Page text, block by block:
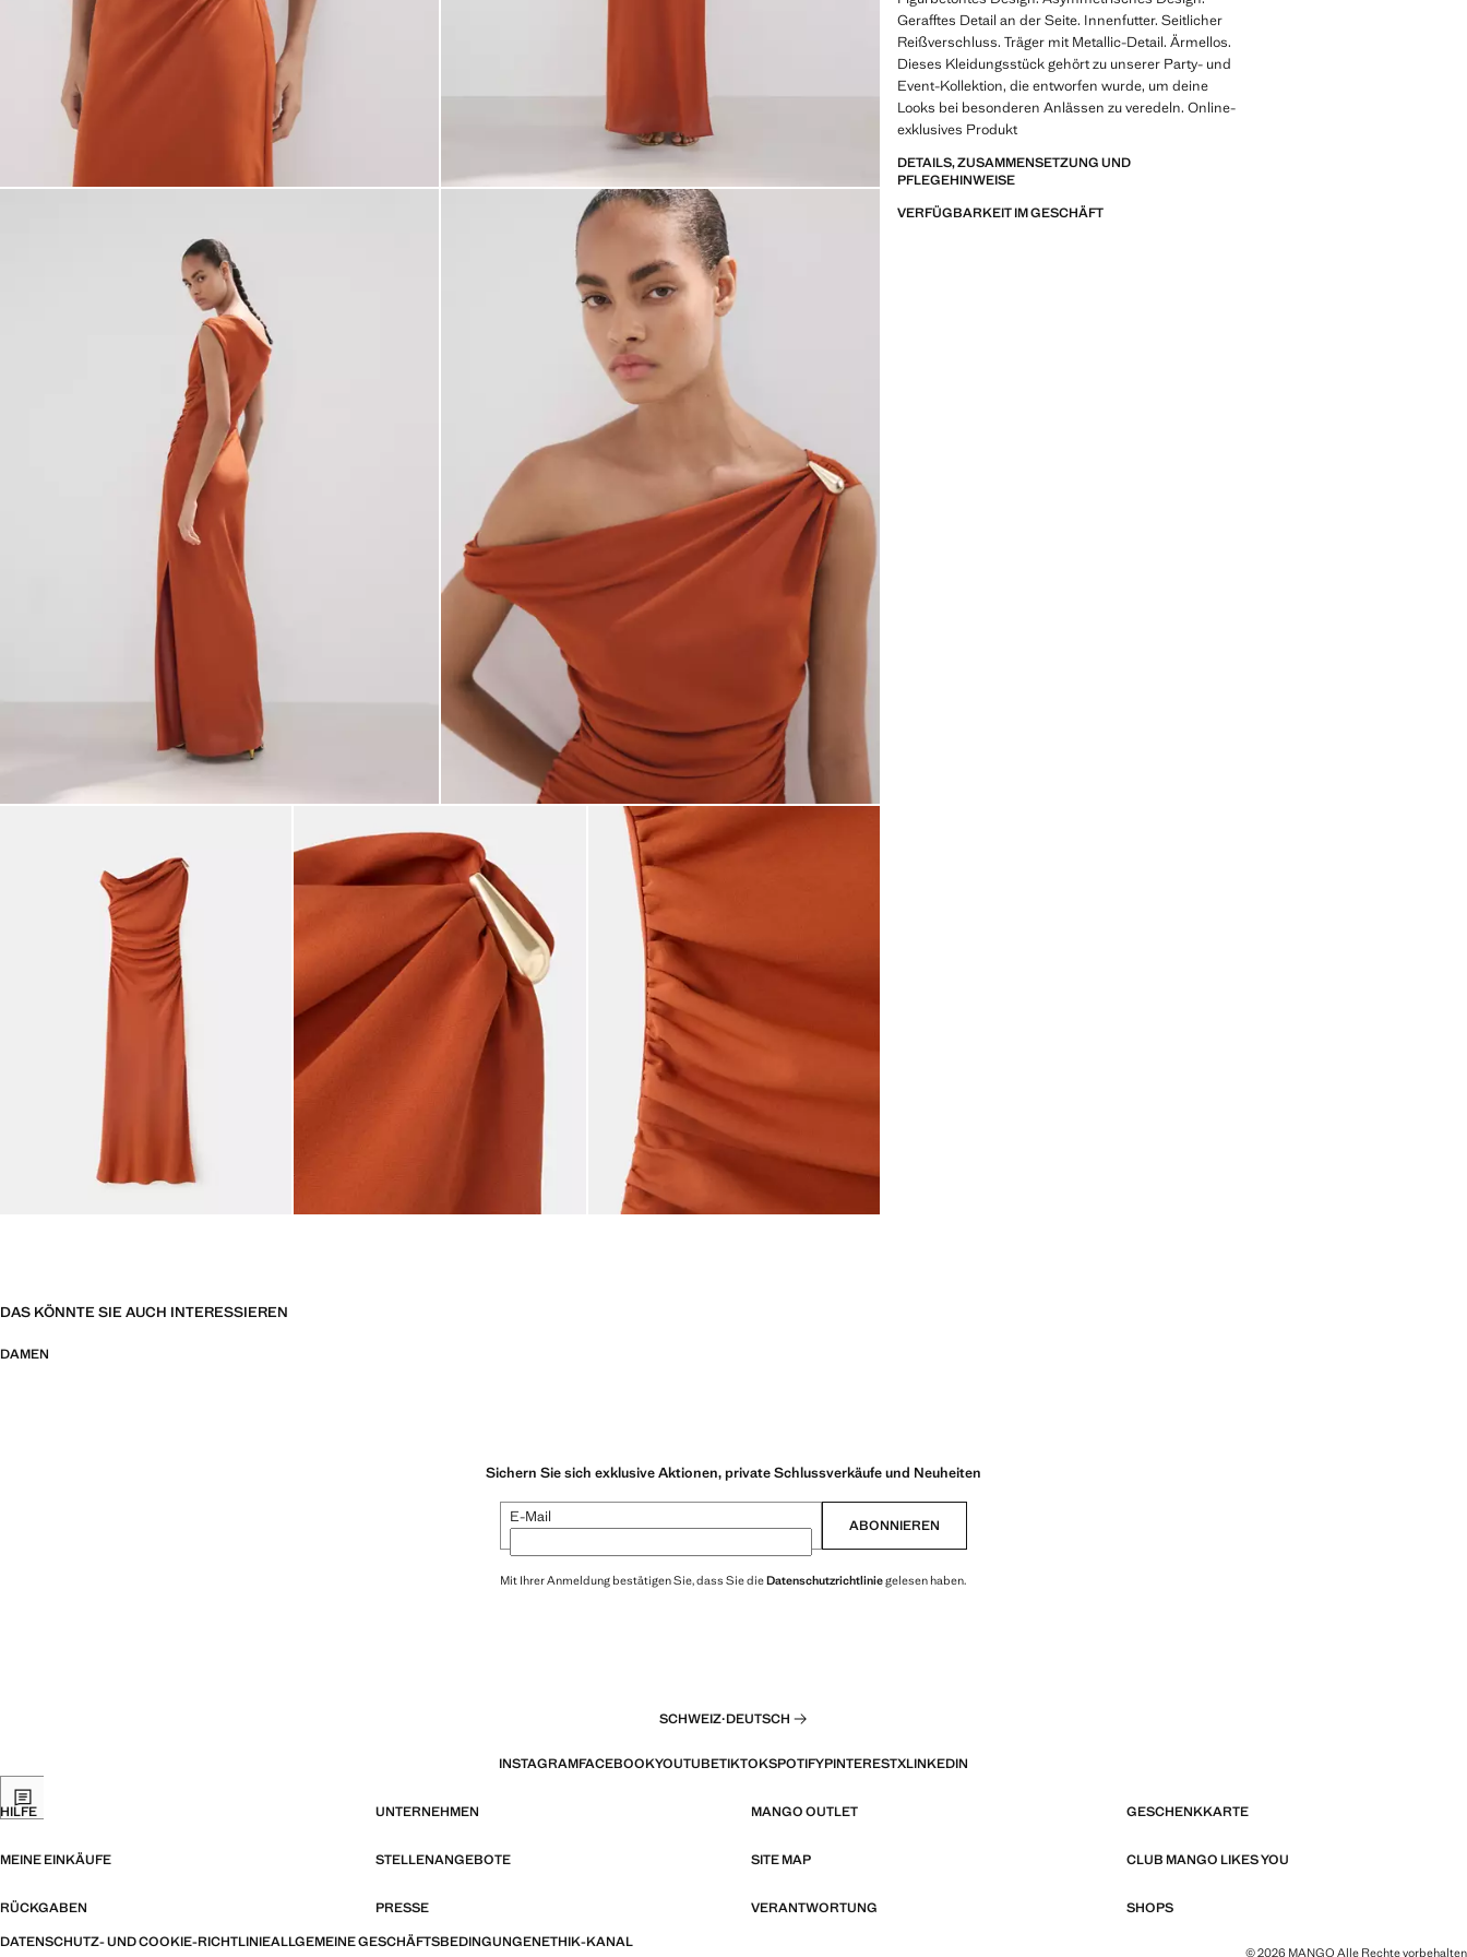
Gerafftes Detail an der Seite. Innenfutter. Seitlicher
Reißverschluss. Träger mit Metallic-Detail. Ärmellos.
Dieses Kleidungsstück gehört zu unserer Party- und
Event-Kollektion, die entworfen wurde, um deine
Looks bei besonderen Anlässen zu veredeln. Online-
exklusives Produkt
DETAILS, ZUSAMMENSETZUNG UND
PFLEGEHINWEISE
VERFÜGBARKEIT IM GESCHÄFT
DAS KÖNNTE SIE AUCH INTERESSIEREN
DAMEN
Sichern Sie sich exklusive Aktionen, private Schlussverkäufe und Neuheiten
E-Mail ABONNIEREN
Mit Ihrer Anmeldung bestätigen Sie, dass Sie dieDatenschutzrichtliniegelesen haben.
SCHWEIZ·DEUTSCH
INSTAGRAMFACEBOOKYOUTUBETIKTOKSPOTIFYPINTERESTXLINKEDIN
HILFE UNTERNEHMEN MANGO OUTLET GESCHENKKARTE
MEINE EINKÄUFE STELLENANGEBOTE SITE MAP CLUB MANGO LIKES YOU
RÜCKGABEN PRESSE VERANTWORTUNG
SHOPS
DATENSCHUTZ- UND COOKIE-RICHTLINIEALLGEMEINE GESCHÄFTSBEDINGUNGENETHIK-KANAL
© 2026 MANGO Alle Rechte vorbehalten